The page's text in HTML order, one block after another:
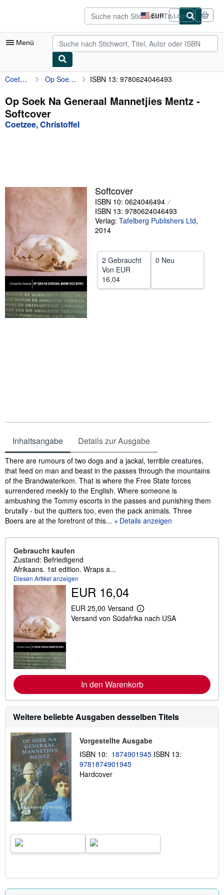
EUR
Seite
der
Einkaufseinstellungen.
Login
Menü
Nutzerkonto
Meine Bestellungen
Detailsuche
Verkäufer
Verkäufer werden
Hilfe
Coetzee, Christoffel Op Soek Na Generaal Mannetjies Mentz ISBN 13: 9780624046493
Op Soek Na Generaal Mannetjies Mentz -
Softcover
Coetzee, Christoffel
Softcover
ISBN 10: 0624046494
ISBN 13: 9780624046493
Verlag: Tafelberg Publishers Ltd,
2014
2 Gebraucht
Von EUR
16,04
0 Neu
Inhaltsangabe Details zur Ausgabe
Inhaltsangabe
There are rumours of two dogs and a jackal, terrible creatures,
that feed on man and beast in the passes through the mountains
of the Brandwaterkom. That is where the Free State forces
surrendered meekly to the English. Where someone is
ambushing the Tommy escorts in the passes and punishing them
brutally - but the quitters too, even the pack animals. Three
Boers are at the forefront of this...
Details anzeigen
Gebraucht kaufen
Zustand: Befriedigend
Afrikaans. 1st edition. Wraps a...
Diesen Artikel anzeigen
EUR 16,04
EUR 25,00 Versand
W
e
o
r
m
a
t
n
n
o
t
Versand von Südafrika nach USA
In den Warenkorb
Weitere beliebte Ausgaben desselben Titels
Vorgestellte Ausgabe
ISBN 10: 1874901945 ISBN 13:
9781874901945
Hardcover